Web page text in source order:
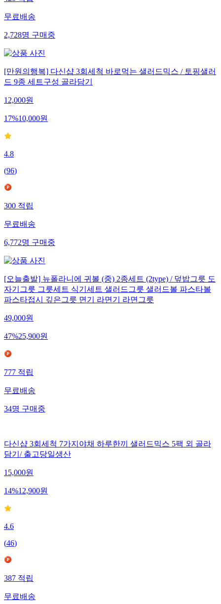
무료배송
2,728명 구매중
[만원의행복] 다신샵 3회세척 바로먹는 샐러드믹스 / 토핑샐러
드 9종 세트구성 골라담기
12,000원
17%10,000원
4.8
(96)
300 적립
무료배송
6,772명 구매중
[오늘출발] 뉴폴라니에 귀볼 (중) 2종세트 (2type) / 덮밥그릇 도
자기그릇 그릇세트 식기세트 샐러드그릇 샐러드볼 파스타볼
파스타접시 깊은그릇 면기 라면기 라면그릇
49,000원
47%25,900원
777 적립
무료배송
34명 구매중
다신샵 3회세척 7가지야채 하루한끼 샐러드믹스 5팩 외 골라
담기/ 출고당일생산
15,000원
14%12,900원
4.6
(46)
387 적립
무료배송